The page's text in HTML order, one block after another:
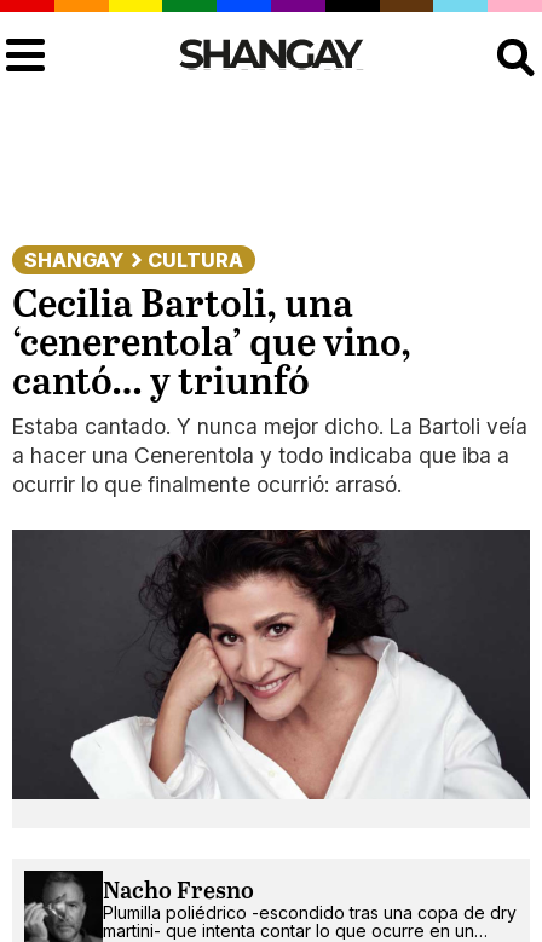
SHANGAY CULTURA
Cecilia Bartoli, una
‘cenerentola’ que vino,
cantó… y triunfó
Estaba cantado. Y nunca mejor dicho. La Bartoli veía
a hacer una Cenerentola y todo indicaba que iba a
ocurrir lo que finalmente ocurrió: arrasó.
Nacho Fresno
Plumilla poliédrico -escondido tras una copa de dry
martini- que intenta contar lo que ocurre en un